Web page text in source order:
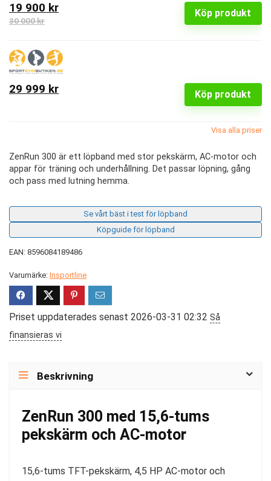
Köp produkt
19 900 kr
30 000 kr
Köp produkt
29 999 kr
Visa alla priser
ZenRun 300 är ett löpband med stor pekskärm, AC-motor och
appar för träning och underhållning. Det passar löpning, gång
och pass med lutning hemma.
Se vårt bäst i test för löpband
Köpguide för löpband
EAN: 8596084189486
Varumärke: Insportline
Priset uppdaterades senast 2026-03-31 02:32 Så
finansieras vi
Beskrivning
ZenRun 300 med 15,6-tums
pekskärm och AC-motor
15,6-tums TFT-pekskärm, 4,5 HP AC-motor och